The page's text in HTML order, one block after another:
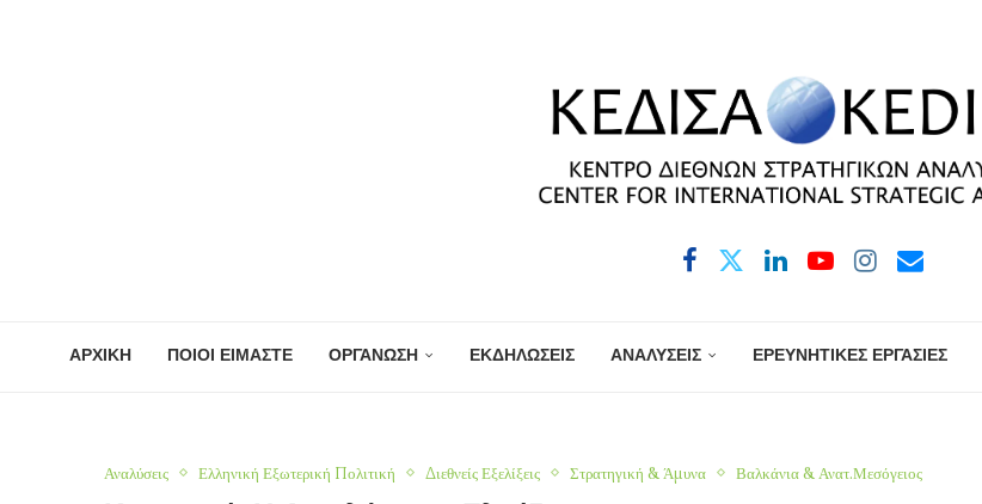
ΑΡΧΙΚΗ ΠΟΙΟΙ ΕΙΜΑΣΤΕ ΟΡΓΑΝΩΣΗ ΕΚΔΗΛΩΣΕΙΣ ΑΝΑΛΥΣΕΙΣ ΕΡΕΥΝΗΤΙΚΕΣ ΕΡΓΑΣΙΕΣ
Αναλύσεις Ελληνική Εξωτερική Πολιτική Διεθνείς Εξελίξεις Στρατηγική & Άμυνα Βαλκάνια & Ανατ.Μεσόγειος